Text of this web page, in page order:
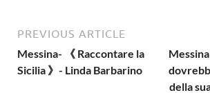
PREVIOUS ARTICLE
Messina- 《 Raccontare la
Sicilia 》- Linda Barbarino
della